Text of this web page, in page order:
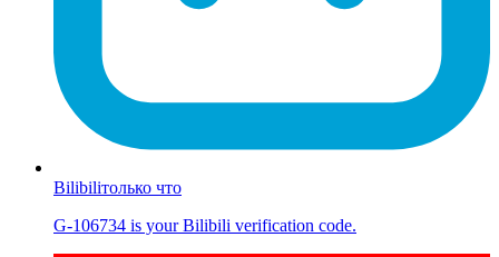
Bilibiliтолько что
G-106734 is your Bilibili verification code.